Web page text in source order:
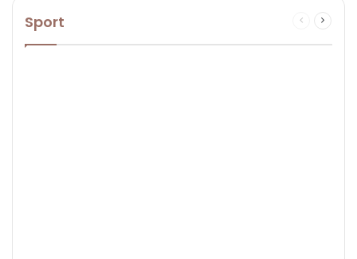
Sport
Previous